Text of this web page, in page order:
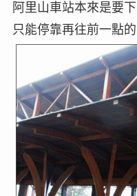
阿里山車站本來是要
只能停靠再往前一點